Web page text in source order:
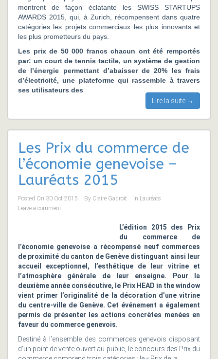
montrent de façon éclatante les SWISS STARTUPS
AWARDS 2015, qui, à Zurich, récompensent dans quatre
catégories les projets commerciaux les plus innovants et
les plus prometteurs du pays.
Les prix de 50 000 francs chacun ont été remportés
par: un court de tennis tactile, un système de gestion
de l’énergie permettant d’abaisser de 20% les frais
d’électricité, une plateforme qui rassemble à travers
ses utilisateurs des
Lire la suite →
Les Prix du commerce de
l’économie genevoise –
Lauréats 2015
Posted On 30 Oct 2015 By Claire Gadroit In Lauréats
Leave a comment
L’édition 2015 des Prix
du commerce de
l’économie genevoise a récompensé neuf commerces
de proximité du canton de Genève distinguant ainsi leur
accueil exceptionnel, l’esthétique de leur vitrine et
l’atmosphère générale de leur enseigne. Pour la
deuxième année consécutive, le Prix HEAD in the window
vient primer l’originalité de la décoration d’une vitrine
du centre-ville de Genève. Cet événement a également
permis de présenter les actions concrètes menées en
faveur du commerce genevois.
Destiné à l’ensemble des commerces genevois disposant
d’un point de vente ouvert au public, le concours des Prix du